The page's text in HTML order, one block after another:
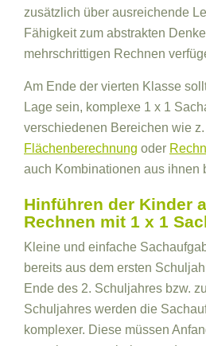
zusätzlich über ausreichende
Fähigkeit zum abstrakten
mehrschrittigen Rechnen
Am Ende der vierten Klasse
Lage sein, komplexe 1 x 1
verschiedenen Bereichen wie z.
Flächenberechnung oder
auch Kombinationen aus ihnen
Hinführen der Kinder
Rechnen mit 1 x 1
Kleine und einfache
bereits aus dem ersten
Ende des 2. Schuljahres bzw.
Schuljahres werden die
komplexer. Diese müssen